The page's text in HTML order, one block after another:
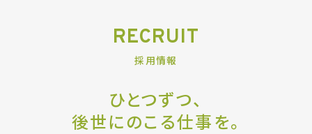
RECRUIT
採用情報
ひとつずつ、
後世にのこる仕事を。